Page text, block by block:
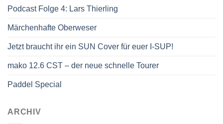
Podcast Folge 4: Lars Thierling
Märchenhafte Oberweser
Jetzt braucht ihr ein SUN Cover für euer I-SUP!
mako 12.6 CST – der neue schnelle Tourer
Paddel Special
ARCHIV